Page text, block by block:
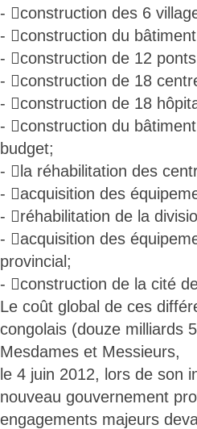
- construction des 6
- construction du
- construction de 12
- construction de 18
- construction de 18
- construction du
budget;
- la réhabilitation des
- acquisition des
- réhabilitation de la
- acquisition des
provincial;
- construction de la cité
Le coût global de ces
congolais (douze milliards
Mesdames et Messieurs,
le 4 juin 2012, lors de son
nouveau gouvernement
engagements majeurs